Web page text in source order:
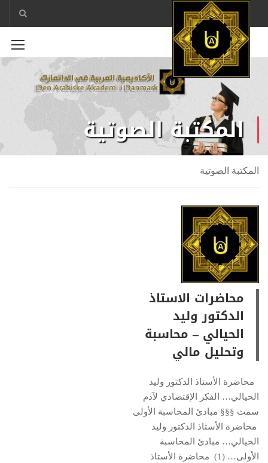
المكتبة الصوتية
المكتبة الصوتية
محاضرات الاستاذ
الدكتور وليد
الحيالي – محاسبة
وتحليل مالي
محاضرة الأستاذ الدكتور وليد
الحيالي… الفكر الإقتصادي لآدم
سمث §§§ مبادئ المحاسبة الأولى
محاضرة الأستاذ الدكتور وليد
الحيالي… مبادئ المحاسبة
الأولى… (1) محاضرة الأستاذ